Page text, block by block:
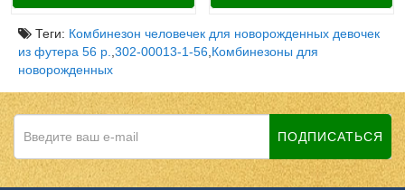
Теги: Комбинезон человечек для новорожденных девочек
из футера 56 р. 302-00013-1-56 Комбинезоны для
новорожденных
ПОДПИСАТЬСЯ